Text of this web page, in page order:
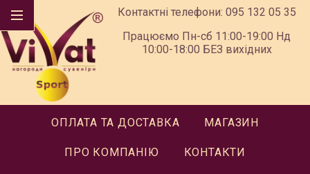
Контактні телефони: 095 132 05 35
Працюємо Пн-сб 11:00-19:00 Нд
10:00-18:00 БЕЗ вихідних
ОПЛАТА ТА ДОСТАВКА МАГАЗИН
ПРО КОМПАНІЮ КОНТАКТИ